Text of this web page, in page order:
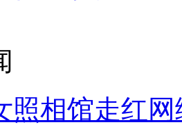
照相馆走红网